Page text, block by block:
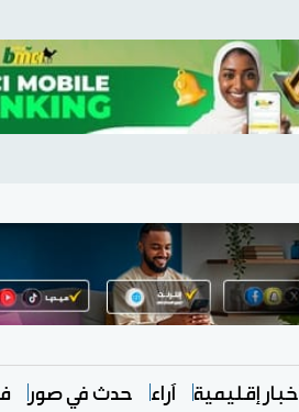
أخبار إقليمية آراء حدث في صور